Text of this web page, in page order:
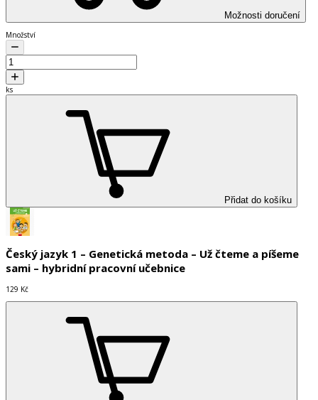
Možnosti doručení
Množství
ks
Přidat do košíku
Český jazyk 1 – Genetická metoda – Už čteme a píšeme
sami – hybridní pracovní učebnice
129 Kč